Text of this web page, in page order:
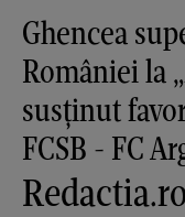
Ghencea
României la
susținut
FCSB - FC